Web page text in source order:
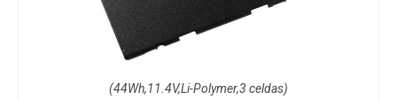
(44Wh,11.4V,Li-Polymer,3 celdas)